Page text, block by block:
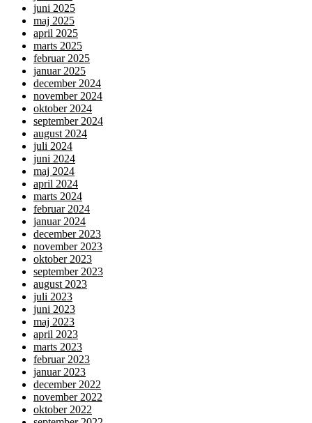
juni 2025
maj 2025
april 2025
marts 2025
februar 2025
januar 2025
december 2024
november 2024
oktober 2024
september 2024
august 2024
juli 2024
juni 2024
maj 2024
april 2024
marts 2024
februar 2024
januar 2024
december 2023
november 2023
oktober 2023
september 2023
august 2023
juli 2023
juni 2023
maj 2023
april 2023
marts 2023
februar 2023
januar 2023
december 2022
november 2022
oktober 2022